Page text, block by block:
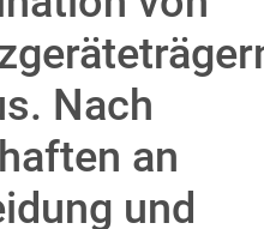
Nach
an
und